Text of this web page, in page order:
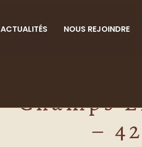
ACTUALITÉS NOUS REJOINDRE
Champs
– 42